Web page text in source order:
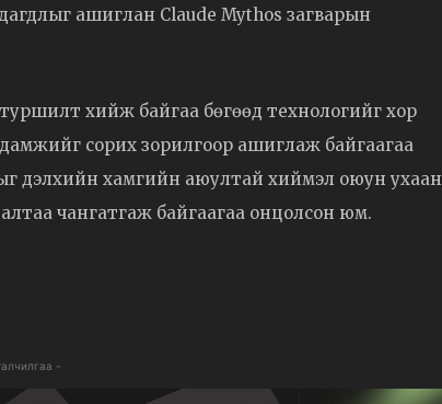
ашиглан Claude Mythos загварын
хийж байгаа бөгөөд технологийг хор
сорих зорилгоор ашиглаж байгаагаа
дэлхийн хамгийн аюултай хиймэл оюун ухаан
чангатгаж байгаагаа онцолсон юм.
-